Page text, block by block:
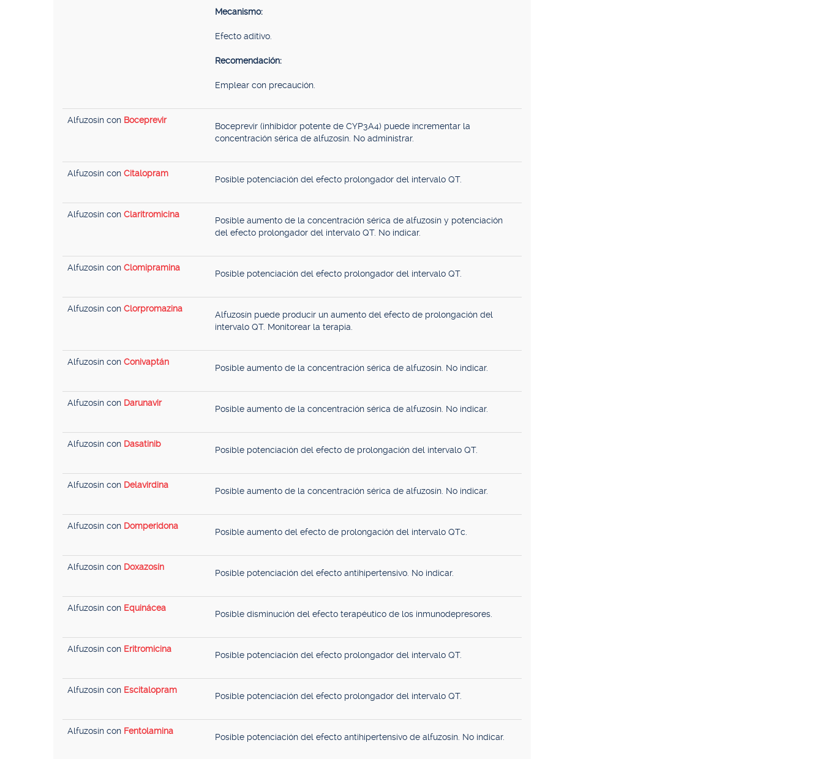
Mecanismo:
Efecto aditivo.
Recomendación:
Emplear con precaución.
Alfuzosín con Boceprevir
Boceprevir (inhibidor potente de CYP3A4) puede incrementar la
concentración sérica de alfuzosín. No administrar.
Alfuzosín con Citalopram
Posible potenciación del efecto prolongador del intervalo QT.
Alfuzosín con Claritromicina
Posible aumento de la concentración sérica de alfuzosín y potenciación
del efecto prolongador del intervalo QT. No indicar.
Alfuzosín con Clomipramina
Posible potenciación del efecto prolongador del intervalo QT.
Alfuzosín con Clorpromazina
Alfuzosín puede producir un aumento del efecto de prolongación del
intervalo QT. Monitorear la terapia.
Alfuzosín con Conivaptán
Posible aumento de la concentración sérica de alfuzosín. No indicar.
Alfuzosín con Darunavir
Posible aumento de la concentración sérica de alfuzosín. No indicar.
Alfuzosín con Dasatinib
Posible potenciación del efecto de prolongación del intervalo QT.
Alfuzosín con Delavirdina
Posible aumento de la concentración sérica de alfuzosín. No indicar.
Alfuzosín con Domperidona
Posible aumento del efecto de prolongación del intervalo QTc.
Alfuzosín con Doxazosín
Posible potenciación del efecto antihipertensivo. No indicar.
Alfuzosín con Equinácea
Posible disminución del efecto terapéutico de los inmunodepresores.
Alfuzosín con Eritromicina
Posible potenciación del efecto prolongador del intervalo QT.
Alfuzosín con Escitalopram
Posible potenciación del efecto prolongador del intervalo QT.
Alfuzosín con Fentolamina
Posible potenciación del efecto antihipertensivo de alfuzosín. No indicar.